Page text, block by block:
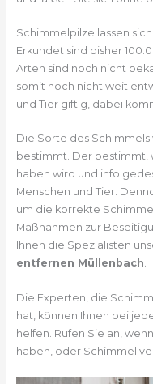
Schimmelpilze lassen
Erkundet sind bisher
Arten sind noch nicht
somit noch nicht weit
und Tier giftig, dabei
Die Sorte des
bestimmt. Der bestimmt,
haben wird und
Menschen und Tier.
um die korrekte
Maßnahmen zur
Ihnen die Spezialisten
entfernen Müllenbach.
Die Experten, die
hat, können Ihnen bei
helfen. Rufen Sie an,
haben, oder Schimmel